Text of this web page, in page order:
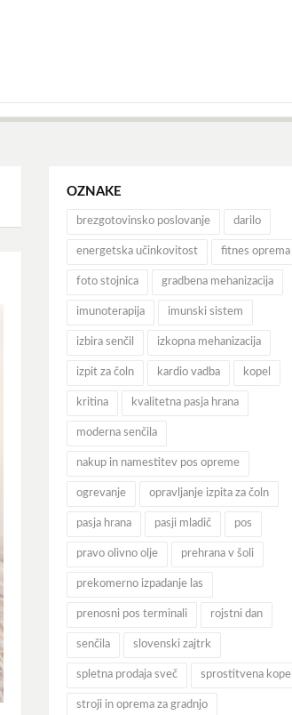
OZNAKE
brezgotovinsko poslovanje darilo
energetska učinkovitost fitnes oprema
foto stojnica gradbena mehanizacija
imunoterapija imunski sistem
izbira senčil izkopna mehanizacija
izpit za čoln kardio vadba kopel
kritina kvalitetna pasja hrana
moderna senčila
nakup in namestitev pos opreme
ogrevanje opravljanje izpita za čoln
pasja hrana pasji mladič pos
pravo olivno olje prehrana v šoli
prekomerno izpadanje las
prenosni pos terminali rojstni dan
senčila slovenski zajtrk
spletna prodaja sveč sprostitvena kopel
stroji in oprema za gradnjo